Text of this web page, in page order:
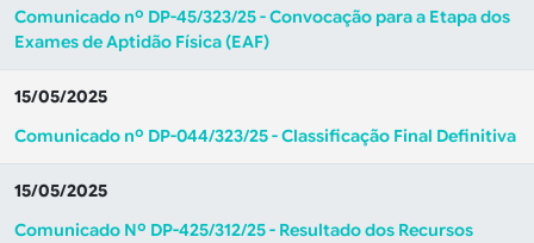
Comunicado nº DP-45/323/25 - Convocação para a Etapa dos
Exames de Aptidão Física (EAF)
15/05/2025
Comunicado nº DP-044/323/25 - Classificação Final Definitiva
15/05/2025
Comunicado Nº DP-425/312/25 - Resultado dos Recursos